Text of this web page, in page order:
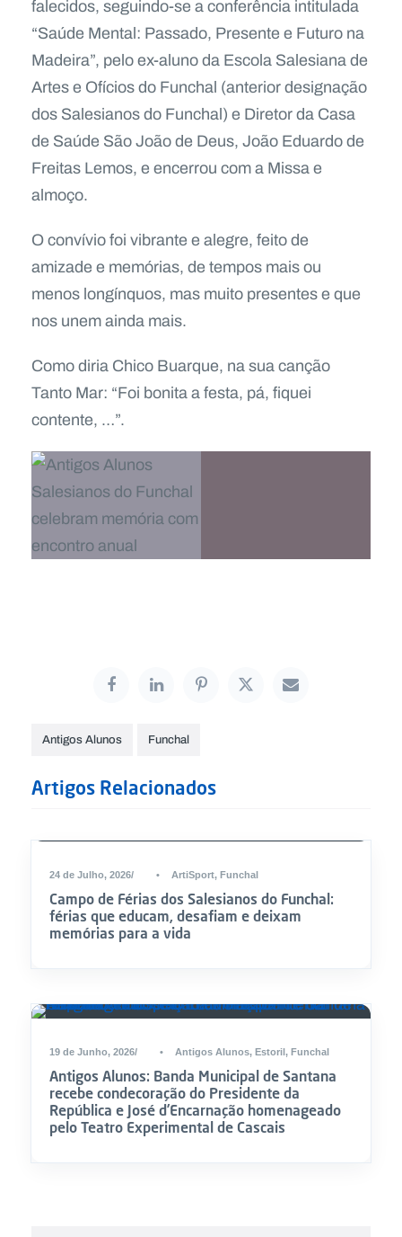
falecidos, seguindo-se a conferência intitulada
“Saúde Mental: Passado, Presente e Futuro na
Madeira”, pelo ex-aluno da Escola Salesiana de
Artes e Ofícios do Funchal (anterior designação
dos Salesianos do Funchal) e Diretor da Casa
de Saúde São João de Deus, João Eduardo de
Freitas Lemos, e encerrou com a Missa e
almoço.
O convívio foi vibrante e alegre, feito de
amizade e memórias, de tempos mais ou
menos longínquos, mas muito presentes e que
nos unem ainda mais.
Como diria Chico Buarque, na sua canção
Tanto Mar: “Foi bonita a festa, pá, fiquei
contente, …”.
Antigos Alunos Funchal
Artigos Relacionados
24 de Julho, 2026 • ArtiSport, Funchal
Campo de Férias dos Salesianos do Funchal:
férias que educam, desafiam e deixam
memórias para a vida
19 de Junho, 2026 • Antigos Alunos, Estoril , Funchal
Antigos Alunos: Banda Municipal de Santana
recebe condecoração do Presidente da
República e José d’Encarnação homenageado
pelo Teatro Experimental de Cascais